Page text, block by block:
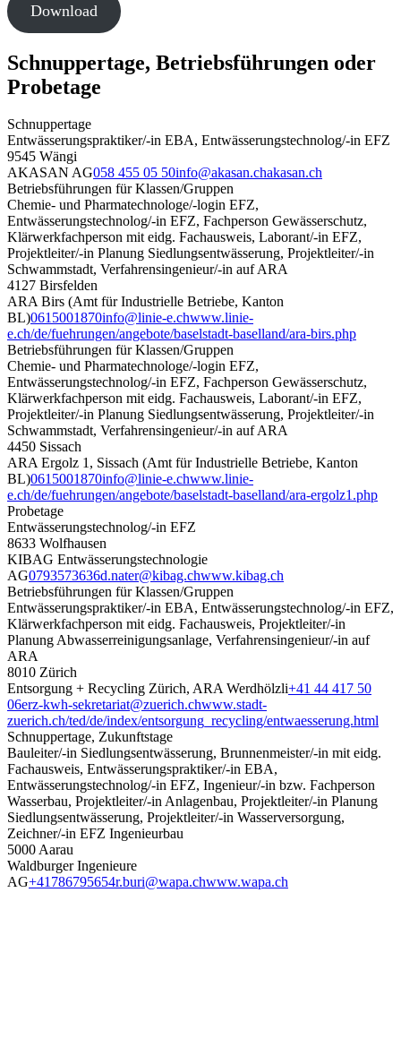
Download
Schnuppertage, Betriebsführungen oder
Probetage
Schnuppertage
Entwässerungspraktiker/-in EBA, Entwässerungstechnolog/-in EFZ
9545 Wängi
AKASAN AG058 455 05 50info@akasan.chakasan.ch
Betriebsführungen für Klassen/Gruppen
Chemie- und Pharmatechnologe/-login EFZ,
Entwässerungstechnolog/-in EFZ, Fachperson Gewässerschutz,
Klärwerkfachperson mit eidg. Fachausweis, Laborant/-in EFZ,
Projektleiter/-in Planung Siedlungsentwässerung, Projektleiter/-in
Schwammstadt, Verfahrensingenieur/-in auf ARA
4127 Birsfelden
ARA Birs (Amt für Industrielle Betriebe, Kanton
BL)0615001870info@linie-e.chwww.linie-
e.ch/de/fuehrungen/angebote/baselstadt-baselland/ara-birs.php
Betriebsführungen für Klassen/Gruppen
Chemie- und Pharmatechnologe/-login EFZ,
Entwässerungstechnolog/-in EFZ, Fachperson Gewässerschutz,
Klärwerkfachperson mit eidg. Fachausweis, Laborant/-in EFZ,
Projektleiter/-in Planung Siedlungsentwässerung, Projektleiter/-in
Schwammstadt, Verfahrensingenieur/-in auf ARA
4450 Sissach
ARA Ergolz 1, Sissach (Amt für Industrielle Betriebe, Kanton
BL)0615001870info@linie-e.chwww.linie-
e.ch/de/fuehrungen/angebote/baselstadt-baselland/ara-ergolz1.php
Probetage
Entwässerungstechnolog/-in EFZ
8633 Wolfhausen
KIBAG Entwässerungstechnologie
AG0793573636d.nater@kibag.chwww.kibag.ch
Betriebsführungen für Klassen/Gruppen
Entwässerungspraktiker/-in EBA, Entwässerungstechnolog/-in EFZ,
Klärwerkfachperson mit eidg. Fachausweis, Projektleiter/-in
Planung Abwasserreinigungsanlage, Verfahrensingenieur/-in auf
ARA
8010 Zürich
Entsorgung + Recycling Zürich, ARA Werdhölzli+41 44 417 50
06erz-kwh-sekretariat@zuerich.chwww.stadt-
zuerich.ch/ted/de/index/entsorgung_recycling/entwaesserung.html
Schnuppertage, Zukunftstage
Bauleiter/-in Siedlungsentwässerung, Brunnenmeister/-in mit eidg.
Fachausweis, Entwässerungspraktiker/-in EBA,
Entwässerungstechnolog/-in EFZ, Ingenieur/-in bzw. Fachperson
Wasserbau, Projektleiter/-in Anlagenbau, Projektleiter/-in Planung
Siedlungsentwässerung, Projektleiter/-in Wasserversorgung,
Zeichner/-in EFZ Ingenieurbau
5000 Aarau
Waldburger Ingenieure
AG+41786795654r.buri@wapa.chwww.wapa.ch